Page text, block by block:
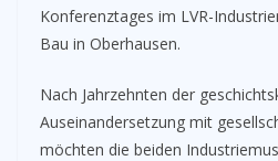
Konferenztages im LVR-
Bau in Oberhausen.
Nach Jahrzehnten der
Auseinandersetzung mit
möchten die beiden